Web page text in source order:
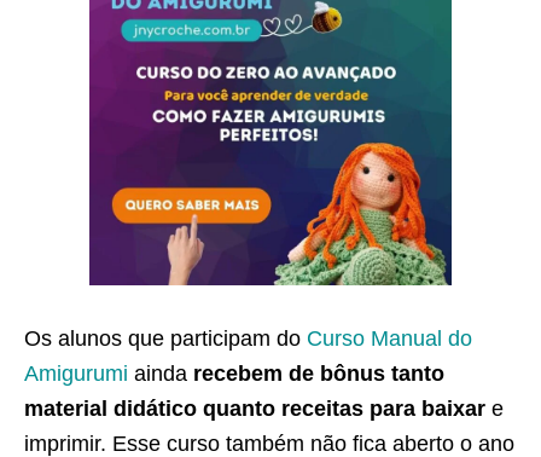
Os alunos que participam do Curso Manual do
Amigurumi ainda recebem de bônus tanto
material didático quanto receitas para baixar e
imprimir. Esse curso também não fica aberto o ano